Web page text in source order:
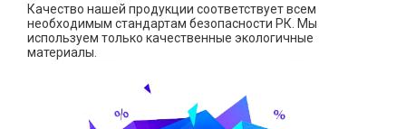
Качество нашей продукции соответствует всем
необходимым стандартам безопасности РК. Мы
используем только качественные экологичные
материалы.